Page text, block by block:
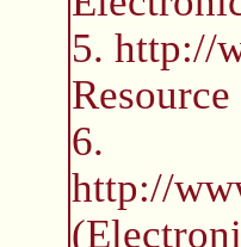
5. http://
6.
http://